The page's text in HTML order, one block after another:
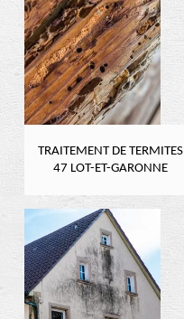
TRAITEMENT DE TERMITES
47 LOT-ET-GARONNE